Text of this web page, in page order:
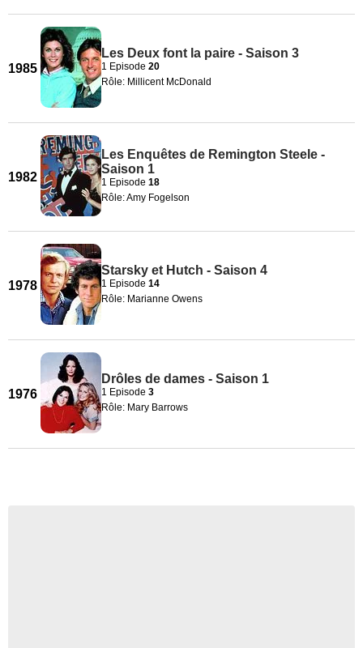
1985
Les Deux font la paire - Saison 3
1 Episode 20
Rôle: Millicent McDonald
1982
Les Enquêtes de Remington Steele -
Saison 1
1 Episode 18
Rôle: Amy Fogelson
1978
Starsky et Hutch - Saison 4
1 Episode 14
Rôle: Marianne Owens
1976
Drôles de dames - Saison 1
1 Episode 3
Rôle: Mary Barrows